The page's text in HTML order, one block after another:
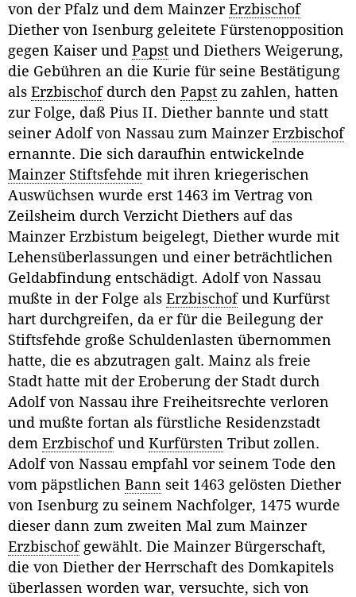
von der Pfalz und dem Mainzer Erzbischof
Diether von Isenburg geleitete Fürstenopposition
gegen Kaiser und Papst und Diethers Weigerung,
die Gebühren an die Kurie für seine Bestätigung
als Erzbischofdurch den Papst zu zahlen, hatten
zur Folge, daß Pius II. Diether bannte und statt
seiner Adolf von Nassau zum Mainzer Erzbischof
ernannte. Die sich daraufhin entwickelnde
Mainzer Stiftsfehde mit ihren kriegerischen
Auswüchsen wurde erst 1463 im Vertrag von
Zeilsheim durch Verzicht Diethers auf das
Mainzer Erzbistum beigelegt, Diether wurde mit
Lehensüberlassungen und einer beträchtlichen
Geldabfindung entschädigt. Adolf von Nassau
mußte in der Folge als Erzbischofund Kurfürst
hart durchgreifen, da er für die Beilegung der
Stiftsfehde große Schuldenlasten übernommen
hatte, die es abzutragen galt. Mainz als freie
Stadt hatte mit der Eroberung der Stadt durch
Adolf von Nassau ihre Freiheitsrechte verloren
und mußte fortan als fürstliche Residenzstadt
dem Erzbischofund Kurfürsten Tribut zollen.
Adolf von Nassau empfahl vor seinem Tode den
vom päpstlichen Bann seit 1463 gelösten Diether
von Isenburg zu seinem Nachfolger, 1475 wurde
dieser dann zum zweiten Mal zum Mainzer
Erzbischofgewählt. Die Mainzer Bürgerschaft,
die von Diether der Herrschaft des Domkapitels
überlassen worden war, versuchte, sich von